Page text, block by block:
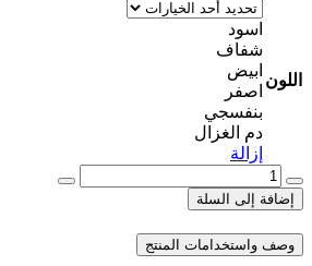
اللون
اسود
شفاف
ابيض
اصفر
بنفسجي
دم الغزال
إزالة
كمية
ملاعق
GP
ملونة
كبيرة
إضافة إلى السلة
وصف واستخدامات المنتج